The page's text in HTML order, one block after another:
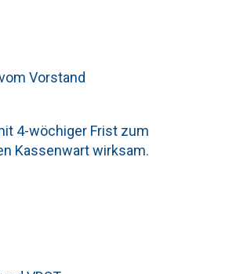
Vorstand
4-wöchiger Frist zum
Kassenwart wirksam.